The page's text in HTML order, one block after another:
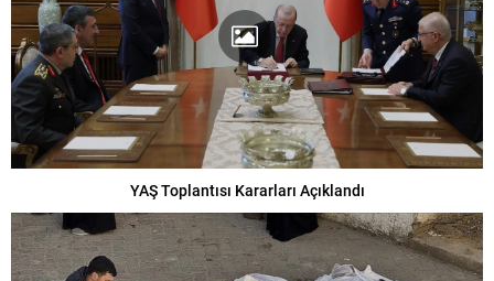
YAŞ Toplantısı Kararları Açıklandı